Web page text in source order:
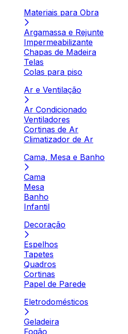
Materiais para Obra
Argamassa e Rejunte
Impermeabilizante
Chapas de Madeira
Telas
Colas para piso
Ar e Ventilação
Ar Condicionado
Ventiladores
Cortinas de Ar
Climatizador de Ar
Cama, Mesa e Banho
Cama
Mesa
Banho
Infantil
Decoração
Espelhos
Tapetes
Quadros
Cortinas
Papel de Parede
Eletrodomésticos
Geladeira
Fogão